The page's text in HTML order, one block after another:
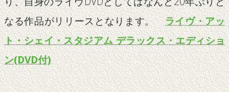
なる作品がリリースとなります。ライヴ・アッ
ト・シェイ・スタジアム デラックス・エディショ
ン(DVD付)